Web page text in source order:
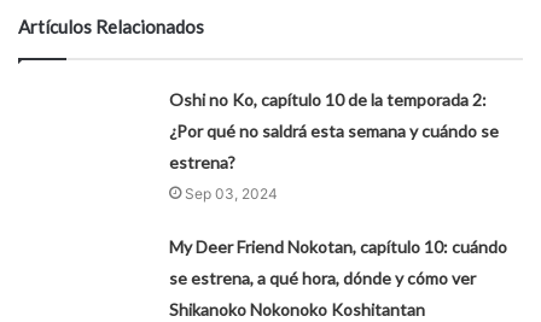
Artículos Relacionados
Oshi no Ko, capítulo 10 de la temporada 2:
¿Por qué no saldrá esta semana y cuándo se
estrena?
Sep 03, 2024
My Deer Friend Nokotan, capítulo 10: cuándo
se estrena, a qué hora, dónde y cómo ver
Shikanoko Nokonoko Koshitantan